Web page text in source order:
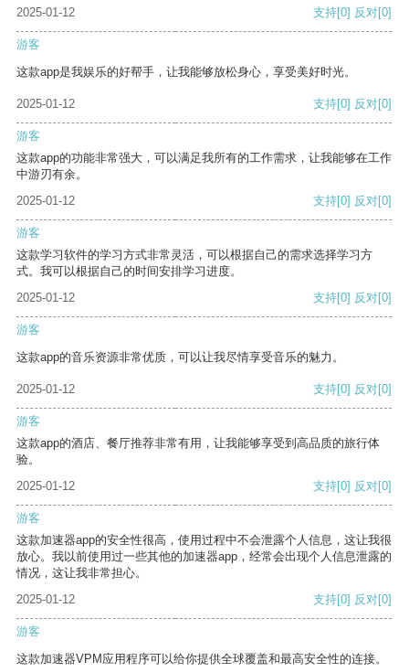
2025-01-12 支持[0] 反对[0]
游客
这款app是我娱乐的好帮手，让我能够放松身心，享受美好时光。
2025-01-12 支持[0] 反对[0]
游客
这款app的功能非常强大，可以满足我所有的工作需求，让我能够在工作
中游刃有余。
2025-01-12
支持[0] 反对[0]
游客
这款学习软件的学习方式非常灵活，可以根据自己的需求选择学习方
式。我可以根据自己的时间安排学习进度。
2025-01-12
支持[0] 反对[0]
游客
这款app的音乐资源非常优质，可以让我尽情享受音乐的魅力。
2025-01-12 支持[0] 反对[0]
游客
这款app的酒店、餐厅推荐非常有用，让我能够享受到高品质的旅行体
验。
2025-01-12
支持[0] 反对[0]
游客
这款加速器app的安全性很高，使用过程中不会泄露个人信息，这让我很
放心。我以前使用过一些其他的加速器app，经常会出现个人信息泄露的
情况，这让我非常担心。
2025-01-12
支持[0] 反对[0]
游客
这款加速器VPM应用程序可以给你提供全球覆盖和最高安全性的连接。